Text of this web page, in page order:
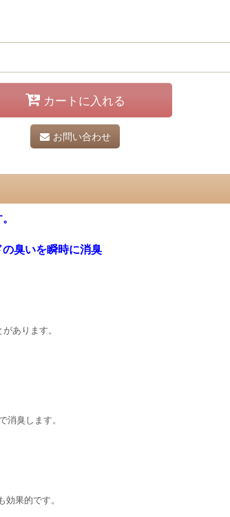
カートに入れる
お問い合わせ
臭いを瞬時に消臭
あります。
消臭します。
果的です。